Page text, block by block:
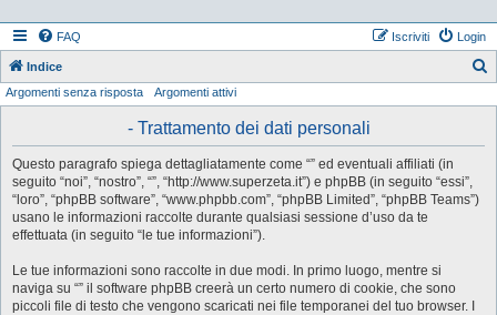
FAQ Login
Iscriviti
Indice
Argomenti senza risposta Argomenti attivi
- Trattamento dei dati personali
Questo paragrafo spiega dettagliatamente come “” ed eventuali affiliati (in
seguito “noi”, “nostro”, “”, “http://www.superzeta.it”) e phpBB (in seguito “essi”,
“loro”, “phpBB software”, “www.phpbb.com”, “phpBB Limited”, “phpBB Teams”)
usano le informazioni raccolte durante qualsiasi sessione d’uso da te
effettuata (in seguito “le tue informazioni”).
Le tue informazioni sono raccolte in due modi. In primo luogo, mentre si
naviga su “” il software phpBB creerà un certo numero di cookie, che sono
piccoli file di testo che vengono scaricati nei file temporanei del tuo browser. I